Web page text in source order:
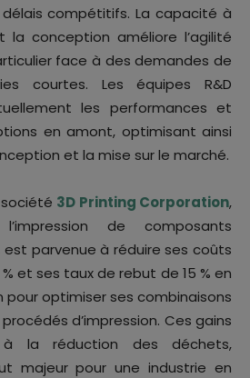
compétitifs. La capacité à
la conception améliore l’agilité
face à des demandes de
courtes. Les équipes R&D
les performances et
en amont, optimisant ainsi
et la mise sur le marché.
3D Printing Corporation,
de composants
est parvenue à réduire ses coûts
et ses taux de rebut de 15 % en
pour optimiser ses combinaisons
d’impression. Ces gains
à la réduction des déchets,
majeur pour une industrie en